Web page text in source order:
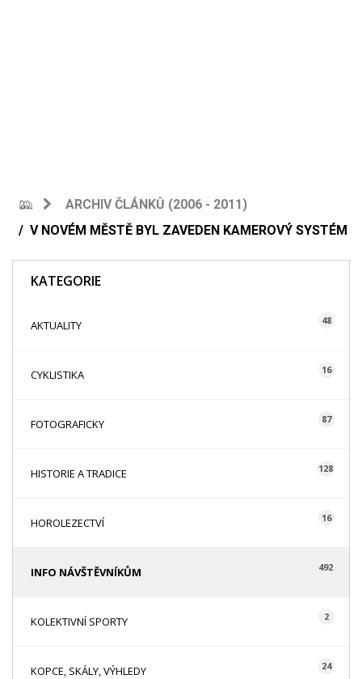
ARCHIV ČLÁNKŮ (2006 - 2011)
V NOVÉM MĚSTĚ BYL ZAVEDEN KAMEROVÝ SYSTÉM
KATEGORIE
AKTUALITY 48
CYKLISTIKA 16
FOTOGRAFICKY 87
HISTORIE A TRADICE 128
HOROLEZECTVÍ 16
INFO NÁVŠTĚVNÍKŮM 492
KOLEKTIVNÍ SPORTY 2
KOPCE, SKÁLY, VÝHLEDY 24